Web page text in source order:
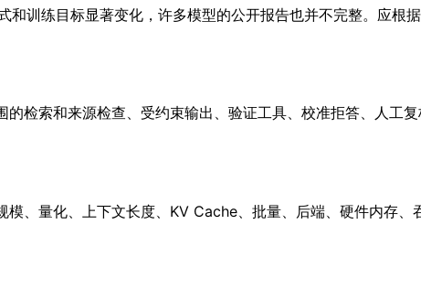
训练目标显著变化，许多模型的公开报告也并不完整。应根
检索和来源检查、受约束输出、验证工具、校准拒答、人工
、量化、上下文长度、KV Cache、批量、后端、硬件内存